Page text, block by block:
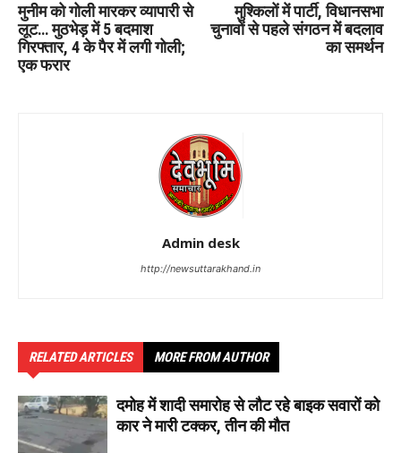
मुनीम को गोली मारकर व्यापारी से
लूट… मुठभेड़ में 5 बदमाश
गिरफ्तार, 4 के पैर में लगी गोली;
एक फरार
मुश्किलों में पार्टी, विधानसभा
चुनावों से पहले संगठन में बदलाव
का समर्थन
Admin desk
http://newsuttarakhand.in
RELATED ARTICLES MORE FROM AUTHOR
दमोह में शादी समारोह से लौट रहे बाइक सवारों को
कार ने मारी टक्कर, तीन की मौत